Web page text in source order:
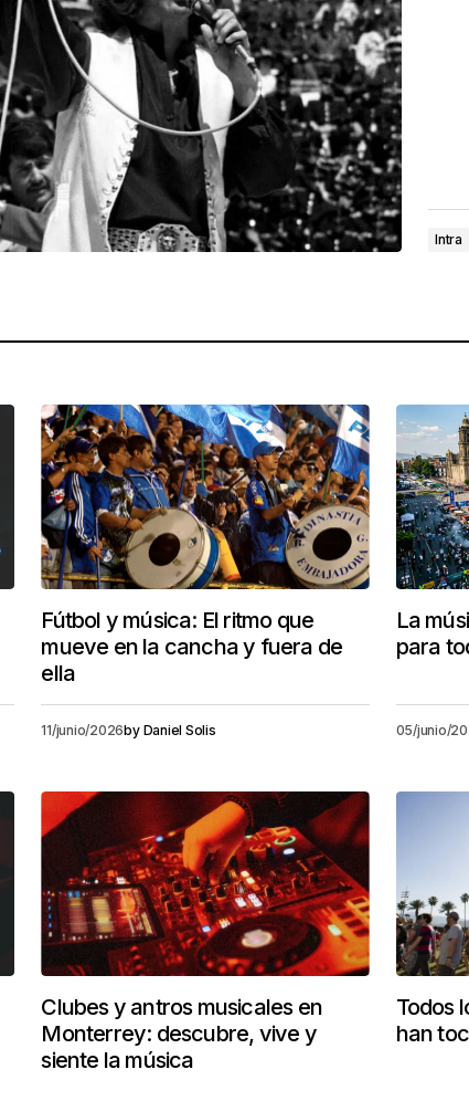
Intra
Fútbol y música: El ritmo que
mueve en la cancha y fuera de
ella
11/junio/2026by Daniel Solis
La
para
05/junio/
Clubes y antros musicales en
Monterrey: descubre, vive y
siente la música
Todos
han